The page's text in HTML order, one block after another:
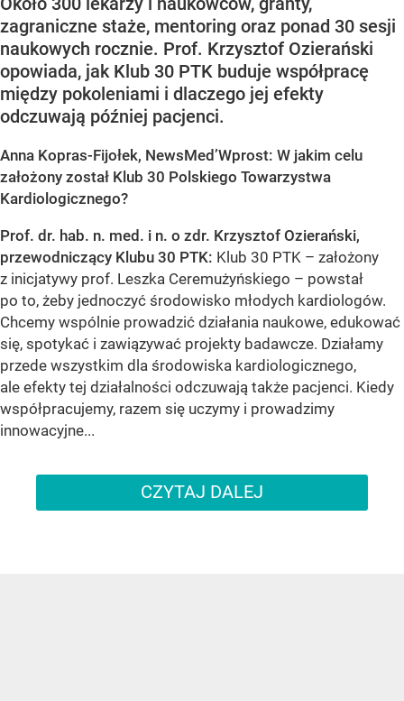
zagraniczne staże, mentoring oraz ponad 30 sesji
naukowych rocznie. Prof. Krzysztof Ozierański
opowiada, jak Klub 30 PTK buduje współpracę
między pokoleniami i dlaczego jej efekty
odczuwają później pacjenci.
Anna Kopras-Fijołek, NewsMed’Wprost: W jakim celu
założony został Klub 30 Polskiego Towarzystwa
Kardiologicznego?
Prof. dr. hab. n. med. i n. o zdr. Krzysztof Ozierański,
przewodniczący Klubu 30 PTK: Klub 30 PTK – założony
z inicjatywy prof. Leszka Ceremużyńskiego – powstał
po to, żeby jednoczyć środowisko młodych kardiologów.
Chcemy wspólnie prowadzić działania naukowe, edukować
się, spotykać i zawiązywać projekty badawcze. Działamy
przede wszystkim dla środowiska kardiologicznego,
ale efekty tej działalności odczuwają także pacjenci. Kiedy
współpracujemy, razem się uczymy i prowadzimy
innowacyjne...
CZYTAJ DALEJ